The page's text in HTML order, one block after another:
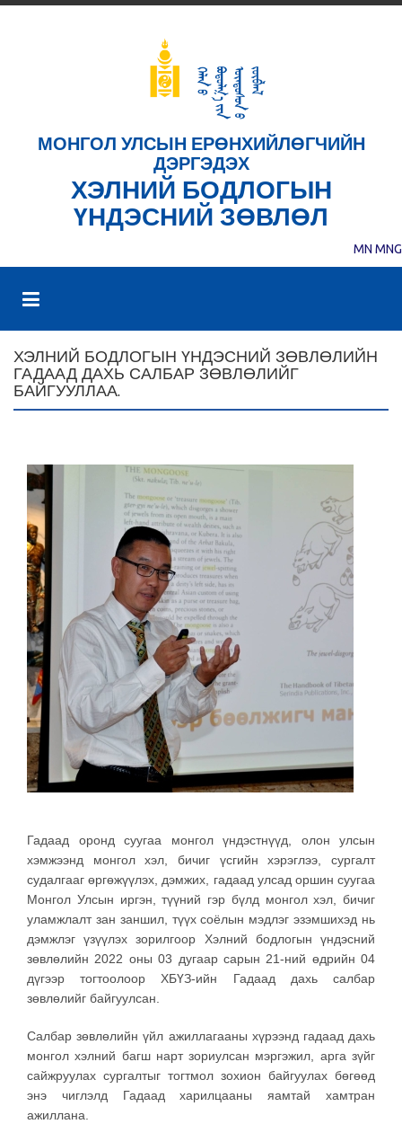
МОНГОЛ УЛСЫН ЕРӨНХИЙЛӨГЧИЙН
ДЭРГЭДЭХ
ХЭЛНИЙ БОДЛОГЫН
ҮНДЭСНИЙ ЗӨВЛӨЛ
MN MNG
ХЭЛНИЙ БОДЛОГЫН ҮНДЭСНИЙ ЗӨВЛӨЛИЙН
ГАДААД ДАХЬ САЛБАР ЗӨВЛӨЛИЙГ
БАЙГУУЛЛАА.
Гадаад оронд суугаа монгол үндэстнүүд, олон улсын
хэмжээнд монгол хэл, бичиг үсгийн хэрэглээ, сургалт
судалгааг өргөжүүлэх, дэмжих, гадаад улсад оршин суугаа
Монгол Улсын иргэн, түүний гэр бүлд монгол хэл, бичиг
уламжлалт зан заншил, түүх соёлын мэдлэг эзэмшихэд нь
дэмжлэг үзүүлэх зорилгоор Хэлний бодлогын үндэсний
зөвлөлийн 2022 оны 03 дугаар сарын 21-ний өдрийн 04
дүгээр тогтоолоор ХБҮЗ-ийн Гадаад дахь салбар
зөвлөлийг байгуулсан.
Салбар зөвлөлийн үйл ажиллагааны хүрээнд гадаад дахь
монгол хэлний багш нарт зориулсан мэргэжил, арга зүйг
сайжруулах сургалтыг тогтмол зохион байгуулах бөгөөд
энэ чиглэлд Гадаад харилцааны яамтай хамтран
ажиллана.